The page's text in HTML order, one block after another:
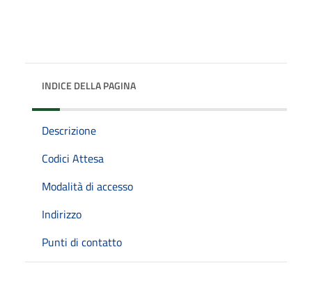
INDICE DELLA PAGINA
Descrizione
Codici Attesa
Modalità di accesso
Indirizzo
Punti di contatto